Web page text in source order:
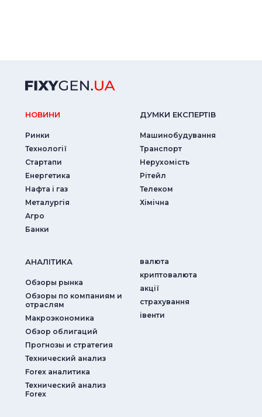
НОВИНИ
Ринки
Технології
Стартапи
Енергетика
Нафта і газ
Металургія
Агро
Банки
ДУМКИ ЕКСПЕРТIВ
Машинобудування
Транспорт
Нерухомість
Рітейл
Телеком
Хімічна
АНАЛIТИКА
Обзоры рынка
Обзоры по компаниям и
отраслям
Макроэкономика
Обзор облигаций
Прогнозы и стратегия
Технический анализ
Forex аналитика
Технический анализ
Forex
валюта
криптовалюта
акції
страхування
iвенти